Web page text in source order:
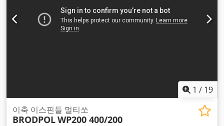
1 / 19
이축 이스핀들 멀티쏘
BRODPOLWP200 400/200